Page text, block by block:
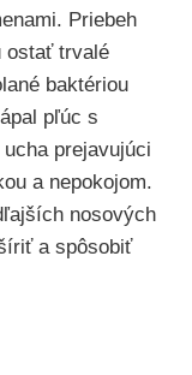
Priebeh
ostať trvalé
baktériou
pľúc s
prejavujúci
a nepokojom.
nosových
a spôsobiť